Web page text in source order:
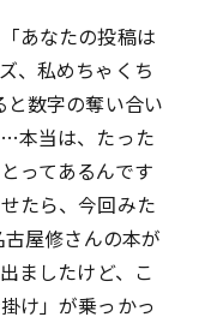
あなたの投稿は
、私めちゃくち
と数字の奪い合い
本当は、たった
ってあるんです
たら、今回みた
屋修さんの本が
ましたけど、こ
け」が乗っかっ